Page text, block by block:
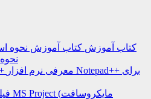
کتاب آموزش
معرفی نرم افزار Notepad++ برای